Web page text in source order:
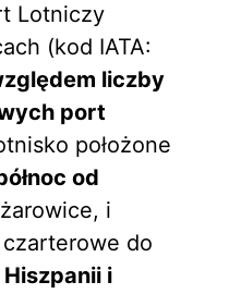
Lotniczy
(kod IATA:
liczby
port
położone
od
i
do
i